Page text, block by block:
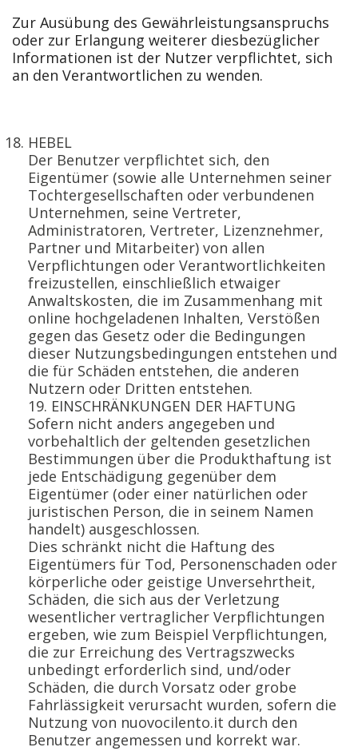
Zur Ausübung des Gewährleistungsanspruchs
oder zur Erlangung weiterer diesbezüglicher
Informationen ist der Nutzer verpflichtet, sich
an den Verantwortlichen zu wenden.
HEBEL
Der Benutzer verpflichtet sich, den
Eigentümer (sowie alle Unternehmen seiner
Tochtergesellschaften oder verbundenen
Unternehmen, seine Vertreter,
Administratoren, Vertreter, Lizenznehmer,
Partner und Mitarbeiter) von allen
Verpflichtungen oder Verantwortlichkeiten
freizustellen, einschließlich etwaiger
Anwaltskosten, die im Zusammenhang mit
online hochgeladenen Inhalten, Verstößen
gegen das Gesetz oder die Bedingungen
dieser Nutzungsbedingungen entstehen und
die für Schäden entstehen, die anderen
Nutzern oder Dritten entstehen.
19. EINSCHRÄNKUNGEN DER HAFTUNG
Sofern nicht anders angegeben und
vorbehaltlich der geltenden gesetzlichen
Bestimmungen über die Produkthaftung ist
jede Entschädigung gegenüber dem
Eigentümer (oder einer natürlichen oder
juristischen Person, die in seinem Namen
handelt) ausgeschlossen.
Dies schränkt nicht die Haftung des
Eigentümers für Tod, Personenschaden oder
körperliche oder geistige Unversehrtheit,
Schäden, die sich aus der Verletzung
wesentlicher vertraglicher Verpflichtungen
ergeben, wie zum Beispiel Verpflichtungen,
die zur Erreichung des Vertragszwecks
unbedingt erforderlich sind, und/oder
Schäden, die durch Vorsatz oder grobe
Fahrlässigkeit verursacht wurden, sofern die
Nutzung von nuovocilento.it durch den
Benutzer angemessen und korrekt war.